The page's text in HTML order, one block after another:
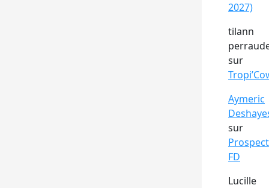
2027)
tilann
sur
Aymeric
sur
Prospect
FD
Lucille